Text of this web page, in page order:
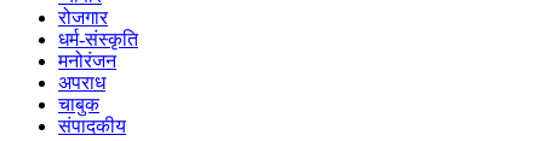
रोजगार
धर्म-संस्कृति
मनोरंजन
अपराध
चाबुक
संपादकीय